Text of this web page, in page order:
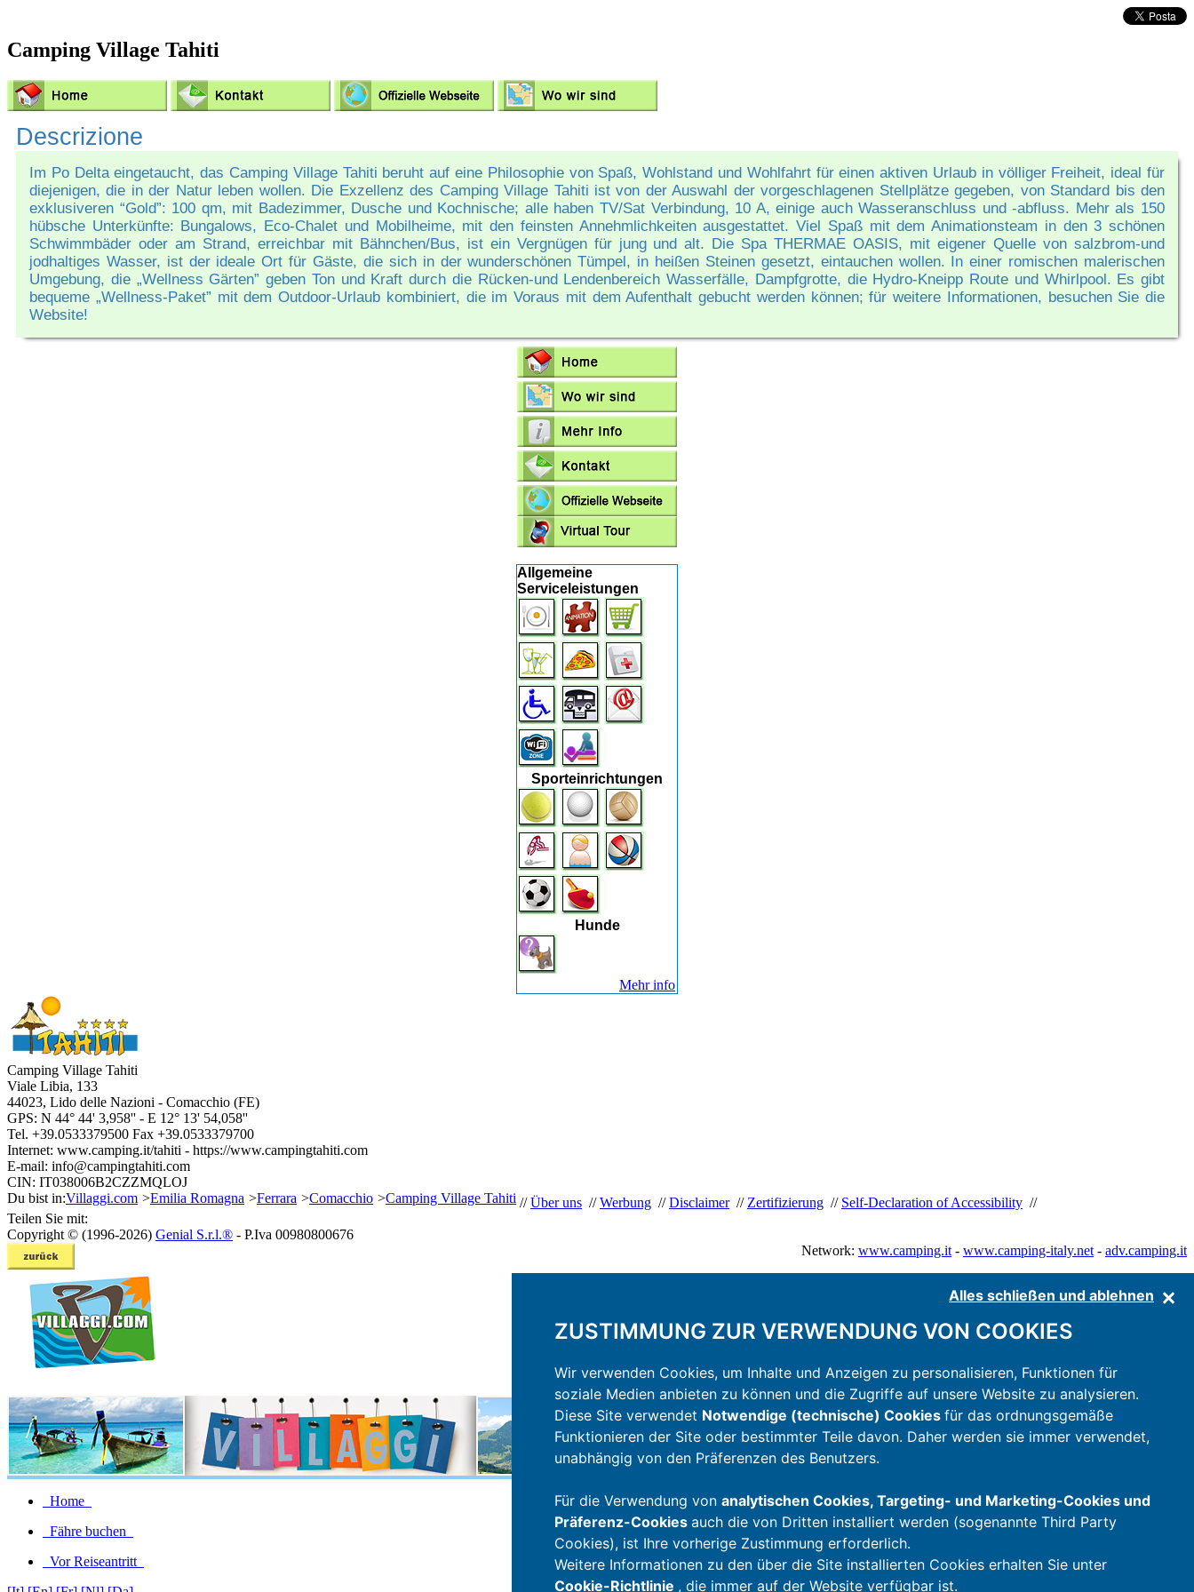
Alles schließen und ablehnen
ZUSTIMMUNG ZUR VERWENDUNG VON COOKIES
Wir verwenden Cookies, um Inhalte und Anzeigen zu personalisieren, Funktionen für
soziale Medien anbieten zu können und die Zugriffe auf unsere Website zu analysieren.
Diese Site verwendet Notwendige (technische) Cookies für das ordnungsgemäße
Funktionieren der Site oder bestimmter Teile davon. Daher werden sie immer verwendet,
unabhängig von den Präferenzen des Benutzers.
Für die Verwendung von analytischen Cookies, Targeting- und Marketing-Cookies und
Präferenz-Cookies auch die von Dritten installiert werden (sogenannte Third Party
Cookies), ist Ihre vorherige Zustimmung erforderlich.
Weitere Informationen zu den über die Site installierten Cookies erhalten Sie unter
Cookie-Richtlinie , die immer auf der Website verfügbar ist.
Camping Village Tahiti
Descrizione
Im Po Delta eingetaucht, das Camping Village Tahiti beruht auf eine Philosophie von Spaß, Wohlstand und Wohlfahrt für einen aktiven Urlaub in völliger Freiheit, ideal für
diejenigen, die in der Natur leben wollen. Die Exzellenz des Camping Village Tahiti ist von der Auswahl der vorgeschlagenen Stellplätze gegeben, von Standard bis den
exklusiveren “Gold”: 100 qm, mit Badezimmer, Dusche und Kochnische; alle haben TV/Sat Verbindung, 10 A, einige auch Wasseranschluss und -abfluss. Mehr als 150
hübsche Unterkünfte: Bungalows, Eco-Chalet und Mobilheime, mit den feinsten Annehmlichkeiten ausgestattet. Viel Spaß mit dem Animationsteam in den 3 schönen
Schwimmbäder oder am Strand, erreichbar mit Bähnchen/Bus, ist ein Vergnügen für jung und alt. Die Spa THERMAE OASIS, mit eigener Quelle von salzbrom-und
jodhaltiges Wasser, ist der ideale Ort für Gäste, die sich in der wunderschönen Tümpel, in heißen Steinen gesetzt, eintauchen wollen. In einer romischen malerischen
Umgebung, die „Wellness Gärten” geben Ton und Kraft durch die Rücken-und Lendenbereich Wasserfälle, Dampfgrotte, die Hydro-Kneipp Route und Whirlpool. Es gibt
bequeme „Wellness-Paket” mit dem Outdoor-Urlaub kombiniert, die im Voraus mit dem Aufenthalt gebucht werden können; für weitere Informationen, besuchen Sie die
Website!
Allgemeine
Serviceleistungen
Sporteinrichtungen
Hunde
Mehr info
Camping Village Tahiti
Viale Libia, 133
44023, Lido delle Nazioni - Comacchio (FE)
GPS: N 44° 44' 3,958'' - E 12° 13' 54,058''
Tel. +39.0533379500 Fax +39.0533379700
Internet: www.camping.it/tahiti - https://www.campingtahiti.com
E-mail: info@campingtahiti.com
CIN: IT038006B2CZZMQLOJ
Du bist in:Villaggi.com >Emilia Romagna >Ferrara >Comacchio >Camping Village Tahiti //Über uns //Werbung //Disclaimer//Zertifizierung // Self-Declaration of Accessibility //
Teilen Sie mit:
Copyright © (1996-2026) Genial S.r.l.® - P.Iva 00980800676
Network: www.camping.it- www.camping-italy.net- adv.camping.it
Home
Fähre buchen
Vor Reiseantritt